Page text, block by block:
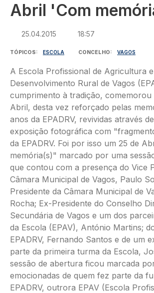
Abril 'Com
25.04.2015 18:57
TÓPICOS ESCOLA CONCELHO VAGOS
A Escola Profissional de Agricultura e
Desenvolvimento Rural de Vagos
cumprimento à tradição, comemorou
Abril, desta vez reforçado pelas
anos da EPADRV, revividas através
exposição fotográfica com
da EPADRV. Foi por isso um 25 de
memória(s)" marcado por uma
que contou com a presença do Vice
Câmara Municipal de Vagos, Paulo
Presidente da Câmara Municipal de
Rocha; Ex-Presidente do Conselho
Secundária de Vagos e um dos
da Escola (EPAV), António Martins;
EPADRV, Fernando Santos e de um
parte da primeira turma da Escola,
sessão de abertura ficou marcada
emocionadas de quem fez parte da
EPADRV, outrora EPAV (Escola